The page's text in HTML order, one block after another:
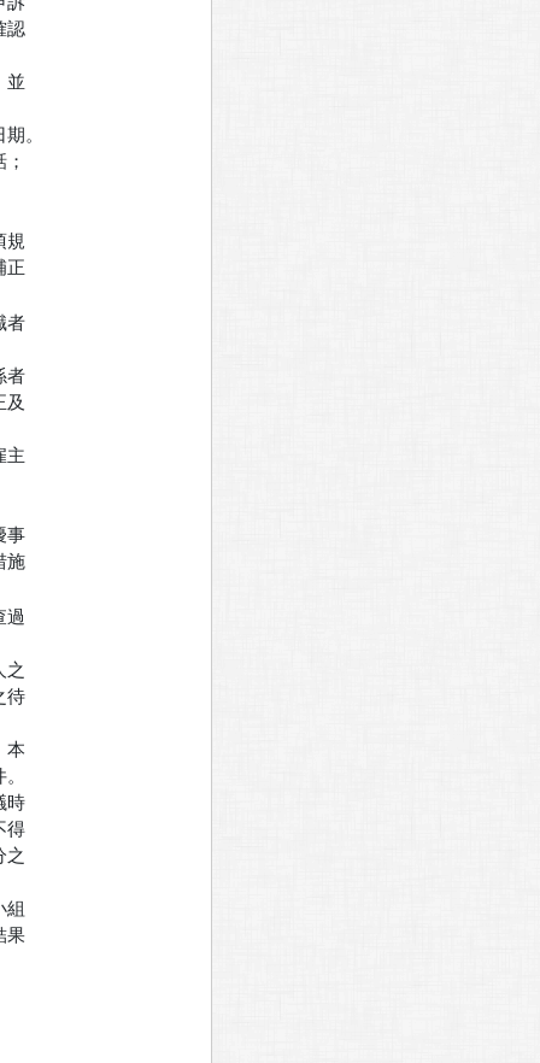
認
並
。
規
正
者
者
及
主
事
施
過
之
待
本
時
得
之
組
果